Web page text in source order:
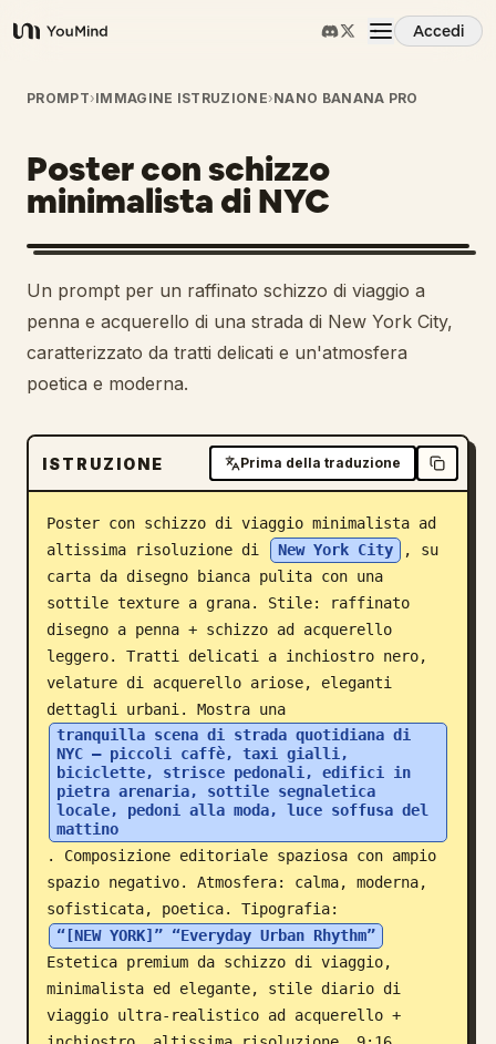
YouMind
Accedi
Panoramica
Casi d'uso
Abilità
Prompt
Prezzi
Scarica
Blog
Aggiornamenti
PROMPT›IMMAGINE ISTRUZIONE›NANO BANANA PRO
Poster con schizzo
minimalista di NYC
Un prompt per un raffinato schizzo di viaggio a
penna e acquerello di una strada di New York City,
caratterizzato da tratti delicati e un'atmosfera
poetica e moderna.
ISTRUZIONE Prima della traduzione
Poster con schizzo di viaggio minimalista ad
altissima risoluzione di
New York City
, su
carta da disegno bianca pulita con una
sottile texture a grana. Stile: raffinato
disegno a penna + schizzo ad acquerello
leggero. Tratti delicati a inchiostro nero,
velature di acquerello ariose, eleganti
dettagli urbani. Mostra una
tranquilla scena di strada quotidiana di
NYC — piccoli caffè, taxi gialli,
biciclette, strisce pedonali, edifici in
pietra arenaria, sottile segnaletica
locale, pedoni alla moda, luce soffusa del
mattino
. Composizione editoriale spaziosa con ampio
spazio negativo. Atmosfera: calma, moderna,
sofisticata, poetica. Tipografia:
“[NEW YORK]” “Everyday Urban Rhythm”
Estetica premium da schizzo di viaggio,
minimalista ed elegante, stile diario di
viaggio ultra-realistico ad acquerello +